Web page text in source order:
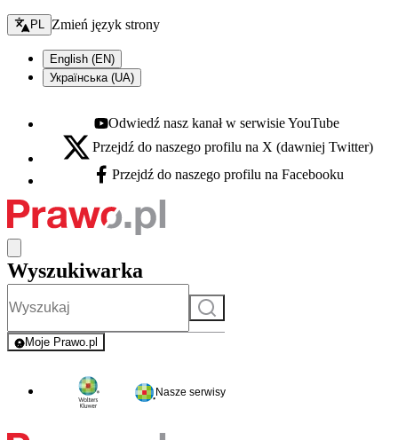
Zmień język - bieżący:
PL Zmień język strony
English (EN)
Українська (UA)
Youtube - otwiera się w nowej karcie
Odwiedź nasz kanał w serwisie YouTube
X - otwiera się w nowej karcie
Przejdź do naszego profilu na X (dawniej Twitter)
Facebook - otwiera się w nowej karcie
Przejdź do naszego profilu na Facebooku
Wyszukiwarka
Szukaj
Moje Prawo.pl
- rejestracja i logowanie do serwisu
Nasze serwisy